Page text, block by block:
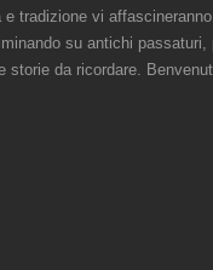
tradizione vi affascineranno.
su antichi passaturi,
storie da ricordare.